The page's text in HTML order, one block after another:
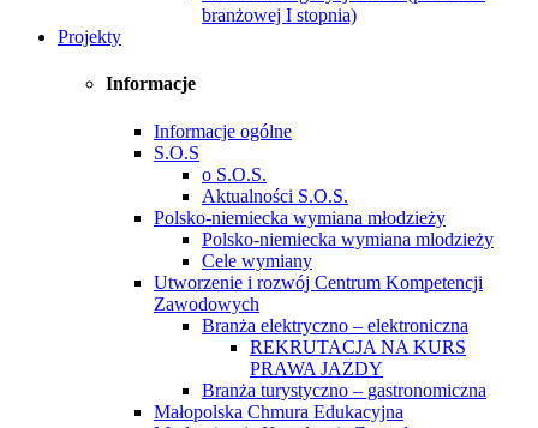
branżowej I stopnia)
Projekty
Informacje
Informacje ogólne
S.O.S
o S.O.S.
Aktualności S.O.S.
Polsko-niemiecka wymiana młodzieży
Polsko-niemiecka wymiana mlodzieży
Cele wymiany
Utworzenie i rozwój Centrum Kompetencji
Zawodowych
Branża elektryczno – elektroniczna
REKRUTACJA NA KURS
PRAWA JAZDY
Branża turystyczno – gastronomiczna
Małopolska Chmura Edukacyjna